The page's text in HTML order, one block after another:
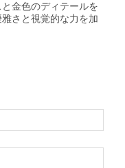
金色のディテールを
さと視覚的な力を加